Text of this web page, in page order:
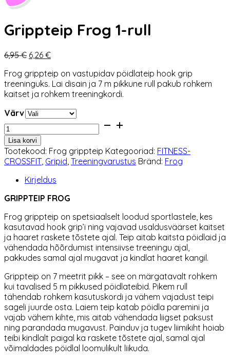
Grippteip Frog 1-rull
6,95€ Algne
oli:
6,95 €.
6,26 €Praegune
on:
6,26 €.
Frog grippteip on vastupidav pöidlateip hook grip
treeninguks. Lai disain ja 7 m pikkune rull pakub rohkem
kaitset ja rohkem treeningkordi.
Värv
Grippteip
Frog
1-
rull
kogus
Lisa korvi
Tootekood: Frog grippteip Kategooriad: FITNESS-
CROSSFIT, Gripid, Treeningvarustus Bränd: Frog
Kirjeldus
GRIPPTEIP FROG
Frog grippteip on spetsiaalselt loodud sportlastele, kes
kasutavad hook grip’i ning vajavad usaldusväärset kaitset
ja haaret raskete tõstete ajal. Teip aitab kaitsta pöidlaid ja
vähendada hõõrdumist intensiivse treeningu ajal,
pakkudes samal ajal mugavat ja kindlat haaret kangil.
Grippteip on 7 meetrit pikk – see on märgatavalt rohkem
kui tavalised 5 m pikkused pöidlateibid. Pikem rull
tähendab rohkem kasutuskordi ja vähem vajadust teipi
sageli juurde osta. Laiem teip katab pöidla paremini ja
vajab vähem kihte, mis aitab vähendada liigset paksust
ning parandada mugavust. Painduv ja tugev liimikiht hoiab
teibi kindlalt paigal ka raskete tõstete ajal, samal ajal
võimaldades pöidlal loomulikult liikuda.